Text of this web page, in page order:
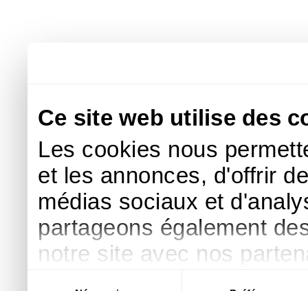
Ce site web utilise des
Les cookies nous
et les annonces, d'offrir
médias sociaux et
partageons également
notre site avec nos